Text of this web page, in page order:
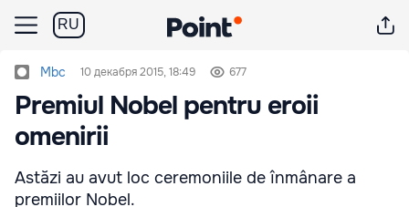
RU
Mbc 10 декабря 2015, 18:49 677
Premiul Nobel pentru eroii
omenirii
Astăzi au avut loc ceremoniile de înmânare a
premiilor Nobel.